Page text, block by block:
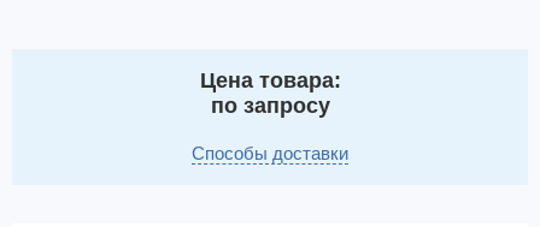
Цена товара:
по запросу
Способы доставки